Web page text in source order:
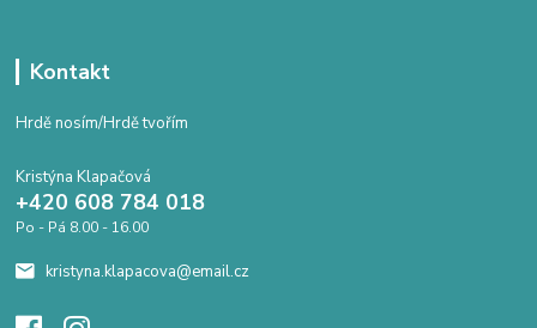
Kontakt
Hrdě nosím/Hrdě tvořím
Kristýna Klapačová
+420 608 784 018
Po - Pá 8.00 - 16.00
kristyna.klapacova@email.cz